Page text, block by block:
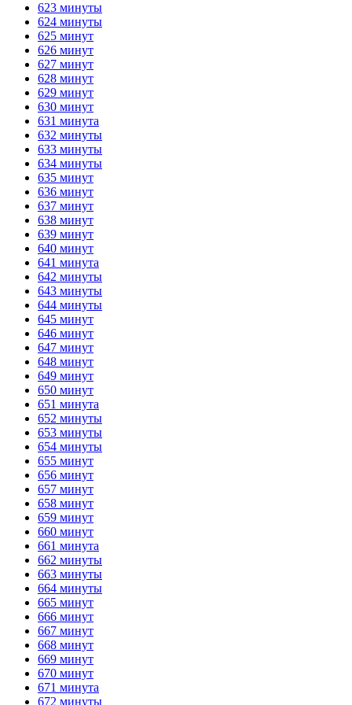
623 минуты
624 минуты
625 минут
626 минут
627 минут
628 минут
629 минут
630 минут
631 минута
632 минуты
633 минуты
634 минуты
635 минут
636 минут
637 минут
638 минут
639 минут
640 минут
641 минута
642 минуты
643 минуты
644 минуты
645 минут
646 минут
647 минут
648 минут
649 минут
650 минут
651 минута
652 минуты
653 минуты
654 минуты
655 минут
656 минут
657 минут
658 минут
659 минут
660 минут
661 минута
662 минуты
663 минуты
664 минуты
665 минут
666 минут
667 минут
668 минут
669 минут
670 минут
671 минута
672 минуты